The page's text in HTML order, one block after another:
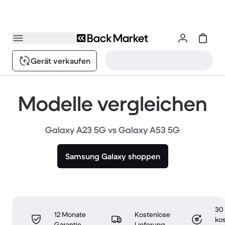
Gerät verkaufen
Modelle vergleichen
Galaxy A23 5G vs Galaxy A53 5G
Samsung Galaxy shoppen
12 Monate
Kostenlose
30